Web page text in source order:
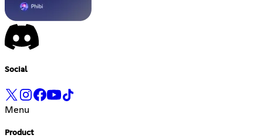
Social
Menu
Product